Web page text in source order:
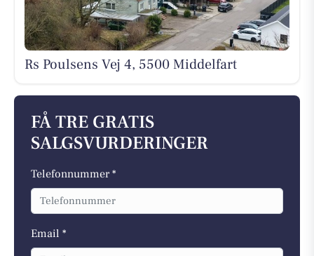
Rs Poulsens Vej 4, 5500 Middelfart
FÅ TRE GRATIS
SALGSVURDERINGER
Telefonnummer *
Email *